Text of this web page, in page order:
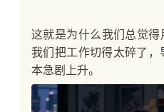
这就是为什么我们总觉
我们把工作切得太碎了
本急剧上升。